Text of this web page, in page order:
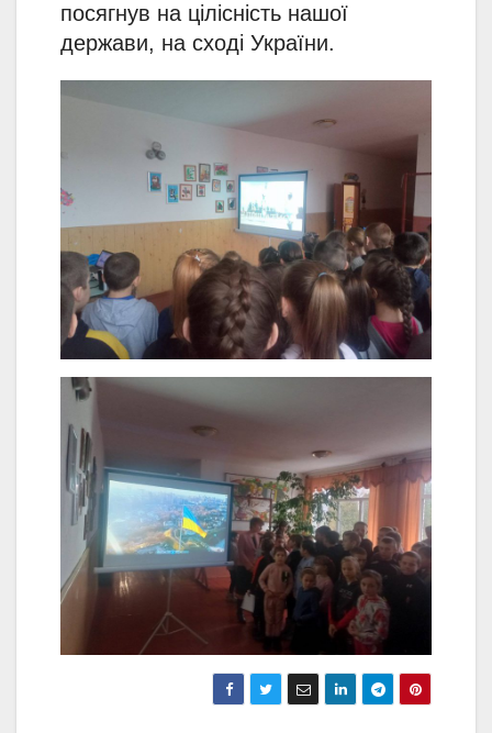
посягнув на цілісність нашої
держави, на сході України.